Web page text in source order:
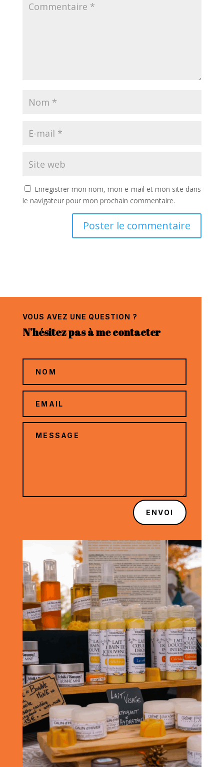
Enregistrer mon nom, mon e-mail et mon site dans
le navigateur pour mon prochain commentaire.
VOUS AVEZ UNE QUESTION ?
N’hésitez pas à me contacter
ENVOI